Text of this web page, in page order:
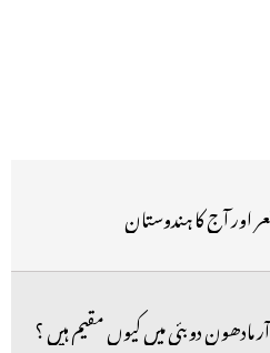
اور آج کا ہندوستان
مادھون دوبئی میں کیوں مقیم ہیں ؟